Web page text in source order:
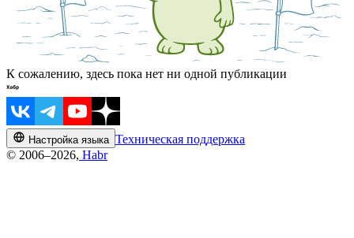
К сожалению, здесь пока нет ни одной публикации
Настройка языка Техническая поддержка
© 2006–2026, Habr